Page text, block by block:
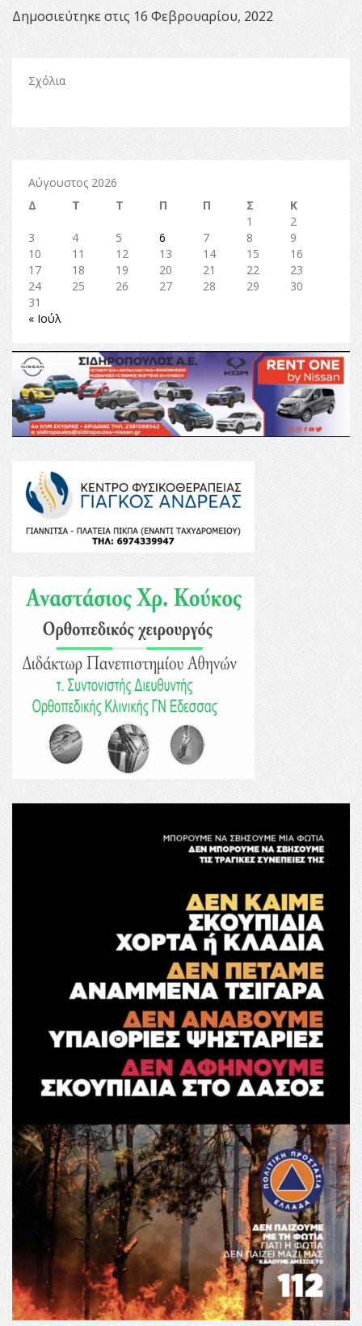
Δημοσιεύτηκε στις 16 Φεβρουαρίου, 2022
Σχόλια
Αύγουστος 2026
Δ
Τ Τ Π Π Σ
Κ
1
2
3
4 5 6 7 8
9
10
11 12 13 14 15
16
17
18 19 20 21 22
23
24
25 26 27 28 29
30
31
« Ιούλ